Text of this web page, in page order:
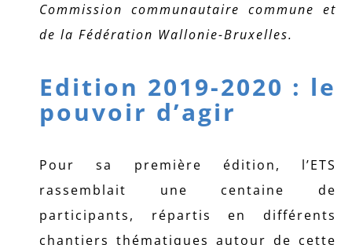
Commission communautaire commune et
de la Fédération Wallonie-Bruxelles.
Edition 2019-2020 : le
pouvoir d’agir
Pour sa première édition, l’ETS
rassemblait une centaine de
participants, répartis en différents
chantiers thématiques autour de cette